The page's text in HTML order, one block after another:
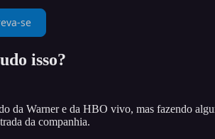
se
isso?
da Warner e da HBO vivo, mas fazendo
da companhia.